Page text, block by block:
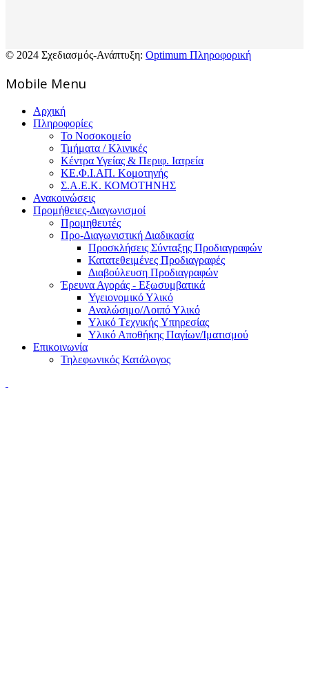
© 2024 Σχεδιασμός-Ανάπτυξη: Optimum Πληροφορική
Mοbile Menu
Αρχική
Πληροφορίες
Το Νοσοκομείο
Τμήματα / Κλινικές
Κέντρα Υγείας & Περιφ. Ιατρεία
ΚΕ.Φ.Ι.ΑΠ. Κομοτηνής
Σ.Α.Ε.Κ. ΚΟΜΟΤΗΝΗΣ
Ανακοινώσεις
Προμήθειες-Διαγωνισμοί
Προμηθευτές
Προ-Διαγωνιστική Διαδικασία
Προσκλήσεις Σύνταξης Προδιαγραφών
Κατατεθειμένες Προδιαγραφές
Διαβούλευση Προδιαγραφών
Έρευνα Αγοράς - Εξωσυμβατικά
Υγειονομικό Υλικό
Αναλώσιμο/Λοιπό Υλικό
Υλικό Tεχνικής Yπηρεσίας
Υλικό Αποθήκης Παγίων/Ιματισμού
Επικοινωνία
Τηλεφωνικός Κατάλογος